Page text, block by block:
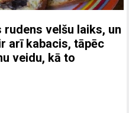
velšu laiks, un
arī kabacis, tāpēc
veidu, kā to